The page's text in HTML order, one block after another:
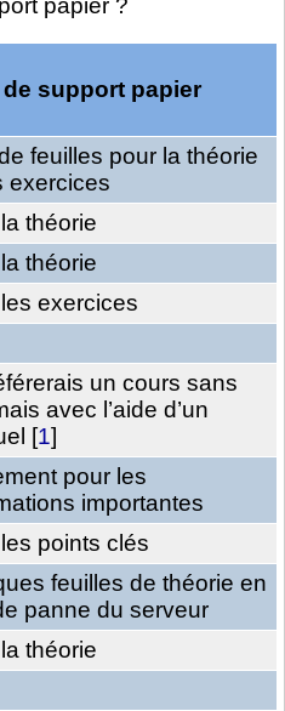
support papier
feuilles pour la théorie
exercices
théorie
théorie
exercices
un cours sans
avec l’aide d’un
[1]
pour les
importantes
points clés
feuilles de théorie en
panne du serveur
théorie